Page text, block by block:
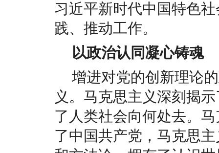
习近平新时代中国特色
践、推动工作。
以政治认同凝心铸魂
增进对党的创新理论
义。马克思主义深刻揭
了人类社会向何处去。
了中国共产党，马克思